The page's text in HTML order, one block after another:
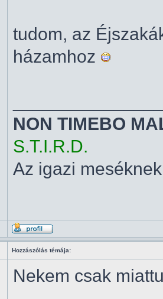
tudom, az
házamhoz
NON TIMEBO
S.T.I.R.D.
Az igazi
Hozzászólás témája:
Nekem csak